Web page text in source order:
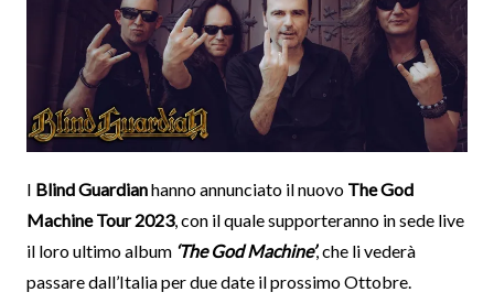
I Blind Guardianhanno annunciato il nuovo The God
Machine Tour 2023, con il quale supporteranno in sede live
il loro ultimo album ‘The God Machine’, che li vederà
passare dall’Italia per due date il prossimo Ottobre.